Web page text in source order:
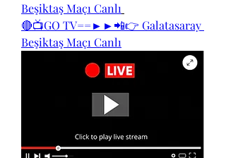
Beşiktaş Maçı Canlı
🔴📺GO TV==►►📲👉 Galatasaray
Beşiktaş Maçı Canlı